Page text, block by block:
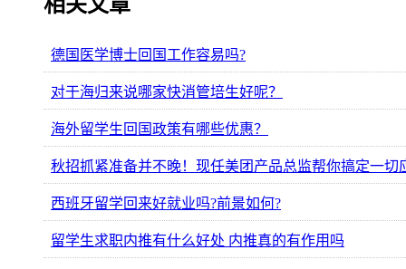
德国医学博士回国工作容易吗?
对于海归来说哪家快消管培生好呢？
海外留学生回国政策有哪些优惠？
秋招抓紧准备并不晚！现任美团产品总监帮你搞定一切
西班牙留学回来好就业吗?前景如何?
留学生求职内推有什么好处 内推真的有作用吗